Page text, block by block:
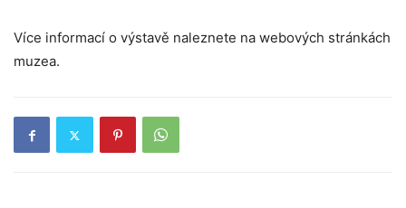
Více informací o výstavě naleznete na webových stránkách
muzea.